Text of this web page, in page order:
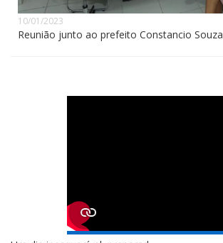
10/01/2023
Reunião junto ao prefeito Constancio Souza